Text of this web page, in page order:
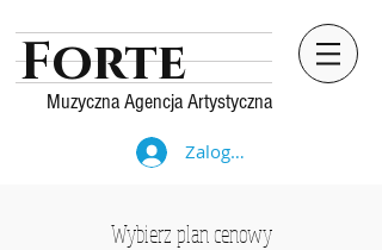
Muzyczna Agencja Artystyczna
Forte
Zaloguj się
Wybierz plan cenowy